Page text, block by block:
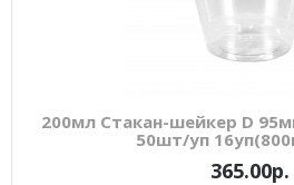
200мл Стакан-шейкер D
50шт/уп
365.00р.